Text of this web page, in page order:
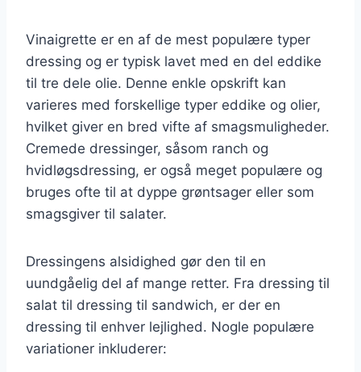
Vinaigrette er en af de mest populære typer
dressing og er typisk lavet med en del eddike
til tre dele olie. Denne enkle opskrift kan
varieres med forskellige typer eddike og olier,
hvilket giver en bred vifte af smagsmuligheder.
Cremede dressinger, såsom ranch og
hvidløgsdressing, er også meget populære og
bruges ofte til at dyppe grøntsager eller som
smagsgiver til salater.
Dressingens alsidighed gør den til en
uundgåelig del af mange retter. Fra dressing til
salat til dressing til sandwich, er der en
dressing til enhver lejlighed. Nogle populære
variationer inkluderer: